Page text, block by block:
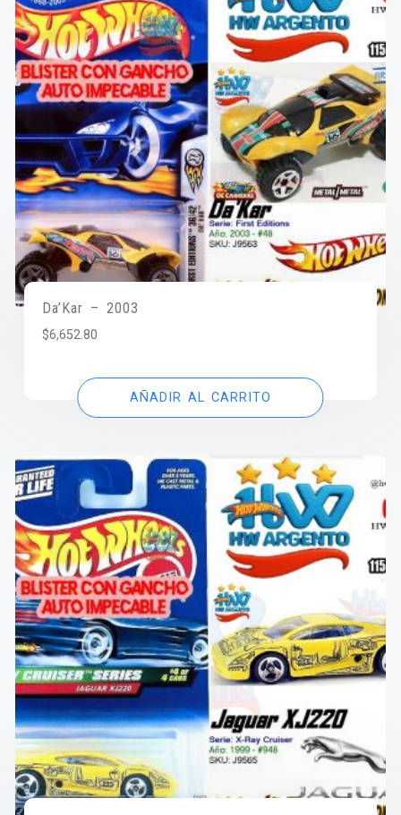
Da’Kar – 2003
$6,652.80
AÑADIR AL CARRITO